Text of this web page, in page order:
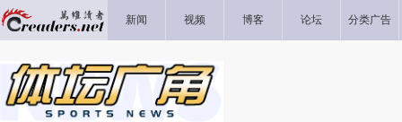
新闻 视频 博客 论坛 分类广告